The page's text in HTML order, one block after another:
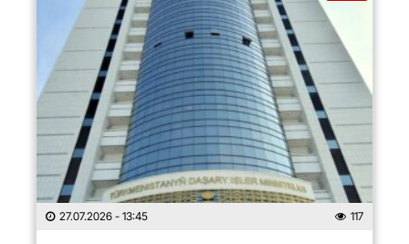
27.07.2026 - 13:45 117